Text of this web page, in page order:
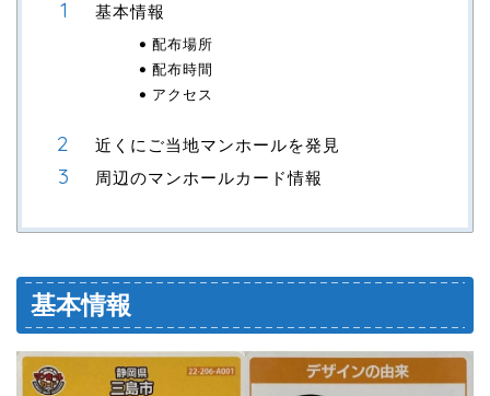
基本情報
配布場所
配布時間
アクセス
近くにご当地マンホールを発見
周辺のマンホールカード情報
基本情報